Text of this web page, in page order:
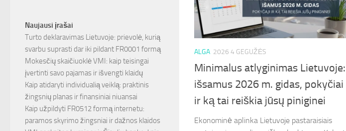
ALGA 2026 4 GEGUŽĖS
Minimalus atlyginimas Lietuvoje:
išsamus 2026 m. gidas, pokyčiai
ir ką tai reiškia jūsų piniginei
Ekonominė aplinka Lietuvoje pastaraisiais
Naujausi įrašai
Turto deklaravimas Lietuvoje: prievolė, kurią
svarbu suprasti dar iki pildant FR0001 formą
Mokesčių skaičiuoklė VMI: kaip teisingai
įvertinti savo pajamas ir išvengti klaidų
Kaip atidaryti individualią veiklą: praktinis
žingsnių planas ir finansiniai niuansai
Kaip užpildyti FR0512 formą internetu:
paramos skyrimo žingsniai ir dažnos klaidos